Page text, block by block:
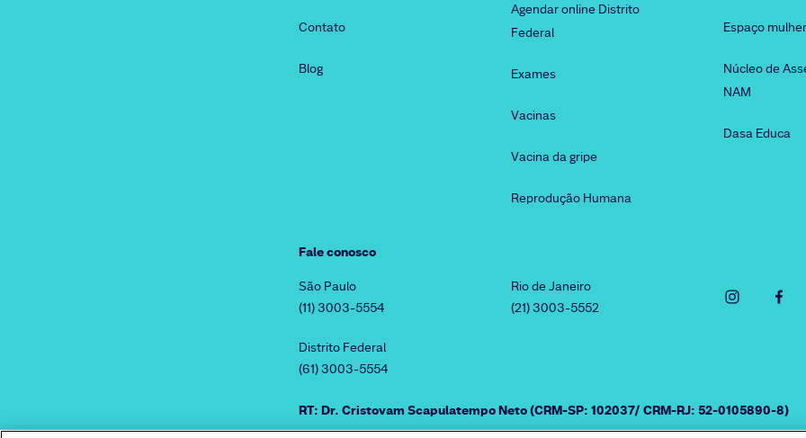
Contato
Blog
Agendar online Distrito
Federal
Exames
Vacinas
Vacina da gripe
Reprodução Humana
Espaço mulher
Núcleo de
NAM
Dasa Educa
Fale conosco
São Paulo
(11) 3003-5554
Rio de Janeiro
(21) 3003-5552
Distrito Federal
(61) 3003-5554
RT: Dr. Cristovam Scapulatempo Neto (CRM-SP: 102037/ CRM-RJ: 52-0105890-8)